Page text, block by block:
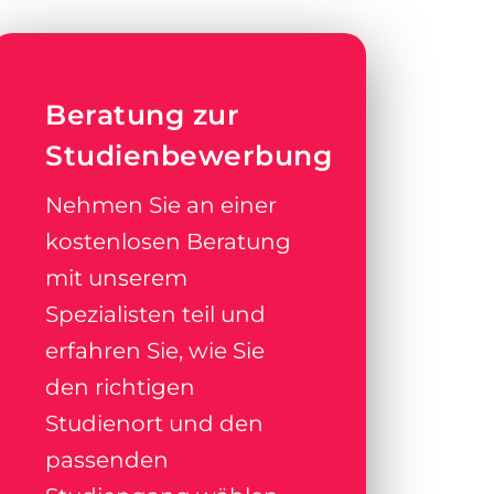
Beratung zur
Studienbewerbung
Nehmen Sie an einer
kostenlosen Beratung
mit unserem
Spezialisten teil und
erfahren Sie, wie Sie
den richtigen
Studienort und den
passenden